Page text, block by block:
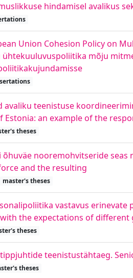
hindamisel avalikus
Union Cohesion Policy on
mõju
avaliku teenistuse
Estonia: an example of the
theses
õhuväe nooremohvitseride
and the resulting
master's theses
vastavus
the expectations of different
theses
teenistustähtaeg.
theses